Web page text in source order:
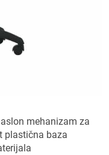
mehanizam za
plastična baza